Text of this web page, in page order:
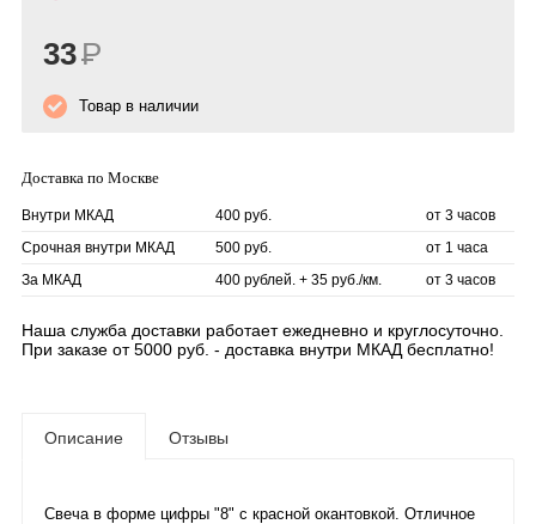
33Р
Товар в наличии
Доставка по Москве
Внутри МКАД 400 руб.
от 3 часов
Срочная внутри МКАД
500 руб.
от 1 часа
За МКАД
400 рублей. + 35 руб./км. от 3 часов
Наша служба доставки работает ежедневно и круглосуточно.
При заказе от 5000 руб. - доставка внутри МКАД бесплатно!
Описание Отзывы
Свеча в форме цифры "8" с красной окантовкой. Отличное